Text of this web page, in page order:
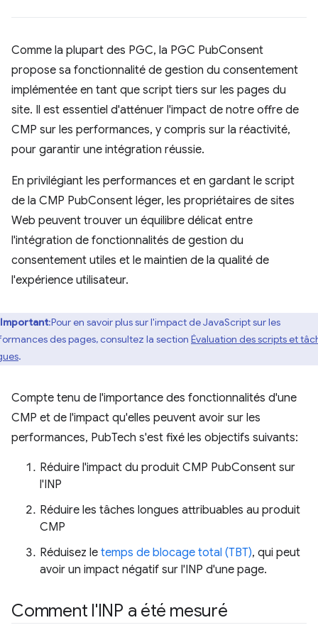
Comme la plupart des PGC, la PGC PubConsent
propose sa fonctionnalité de gestion du consentement
implémentée en tant que script tiers sur les pages du
site. Il est essentiel d'atténuer l'impact de notre offre de
CMP sur les performances, y compris sur la réactivité,
pour garantir une intégration réussie.
En privilégiant les performances et en gardant le script
de la CMP PubConsent léger, les propriétaires de sites
Web peuvent trouver un équilibre délicat entre
l'intégration de fonctionnalités de gestion du
consentement utiles et le maintien de la qualité de
l'expérience utilisateur.
Important:Pour en savoir plus sur l'impact de JavaScript sur les
des pages, consultez la section Évaluation des scripts et
.
Compte tenu de l'importance des fonctionnalités d'une
CMP et de l'impact qu'elles peuvent avoir sur les
performances, PubTech s'est fixé les objectifs suivants:
Réduire l'impact du produit CMP PubConsent sur
l'INP
Réduire les tâches longues attribuables au produit
CMP
Réduisez le temps de blocage total (TBT), qui peut
avoir un impact négatif sur l'INP d'une page.
Comment l'INP a été mesuré